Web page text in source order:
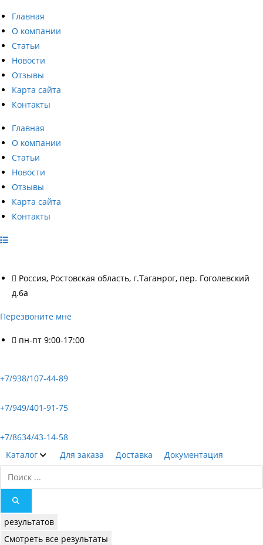
Перейти
к
содержимому
Главная
О компании
Статьи
Новости
Отзывы
Карта сайта
Контакты
Главная
О компании
Статьи
Новости
Отзывы
Карта сайта
Контакты
Россия, Ростовская область, г.Таганрог, пер. Гоголевский
д.6а
Перезвоните мне
пн-пт 9:00-17:00
+7/938/107-44-89
+7/949/401-91-75
+7/8634/43-14-58
Каталог
Для заказа Доставка
Документация
Search
...
результатов
Смотреть все результаты